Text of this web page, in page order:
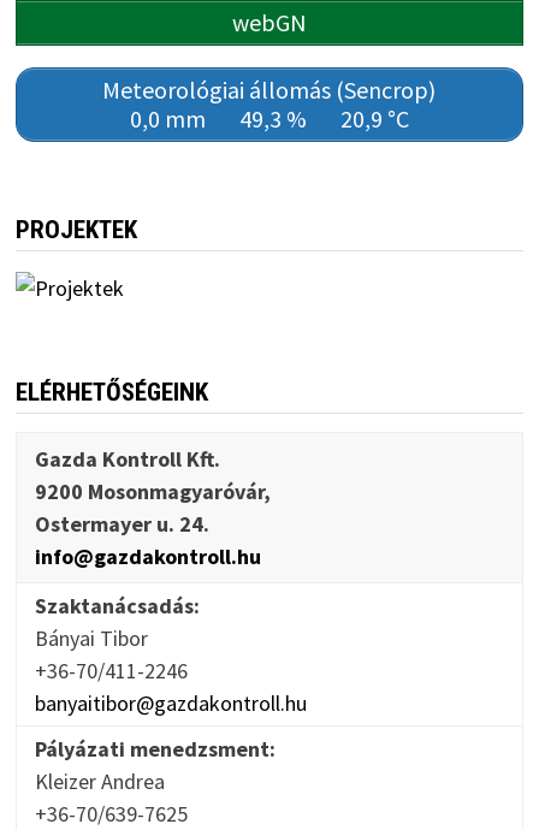
webGN
Meteorológiai állomás (Sencrop)
0,0 mm
49,3 % 20,9 °C
PROJEKTEK
ELÉRHETŐSÉGEINK
Gazda Kontroll Kft.
9200 Mosonmagyaróvár,
Ostermayer u. 24.
info@gazdakontroll.hu
Szaktanácsadás:
Bányai Tibor
+36-70/411-2246
banyaitibor@gazdakontroll.hu
Pályázati menedzsment:
Kleizer Andrea
+36-70/639-7625